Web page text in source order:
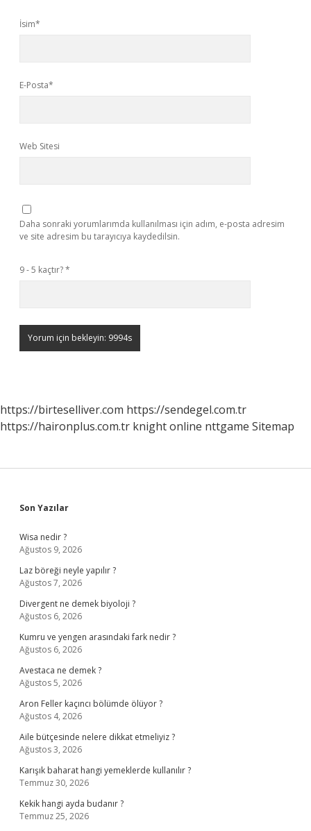
İsim*
E-Posta*
Web Sitesi
Daha sonraki yorumlarımda kullanılması için adım, e-posta adresim
ve site adresim bu tarayıcıya kaydedilsin.
9 - 5 kaçtır?*
https://birteselliver.com https://sendegel.com.tr
https://haironplus.com.tr knight online nttgame Sitemap
Sidebar
Son Yazılar
Wisa nedir ?
Ağustos 9, 2026
Laz böreği neyle yapılır ?
Ağustos 7, 2026
Divergent ne demek biyoloji ?
Ağustos 6, 2026
Kumru ve yengen arasındaki fark nedir ?
Ağustos 6, 2026
Avestaca ne demek ?
Ağustos 5, 2026
Aron Feller kaçıncı bölümde ölüyor ?
Ağustos 4, 2026
Aile bütçesinde nelere dikkat etmeliyiz ?
Ağustos 3, 2026
Karışık baharat hangi yemeklerde kullanılır ?
Temmuz 30, 2026
Kekik hangi ayda budanır ?
Temmuz 25, 2026